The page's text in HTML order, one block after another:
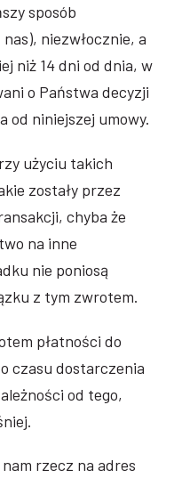
sposób
niezwłocznie, a
niż 14 dni od dnia, w
o Państwa decyzji
od niniejszej umowy.
użyciu takich
zostały przez
chyba że
na inne
nie poniosą
z tym zwrotem.
płatności do
czasu dostarczenia
od tego,
rzecz na adres